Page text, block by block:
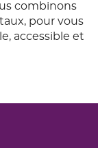
combinons
pour vous
accessible et